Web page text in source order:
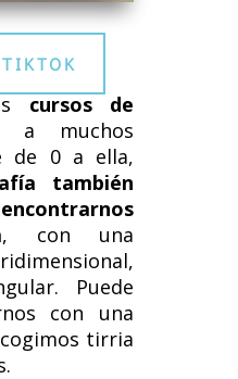
cursos de
muchos
de 0 a ella,
también
, con una
Puede
con una
tirria